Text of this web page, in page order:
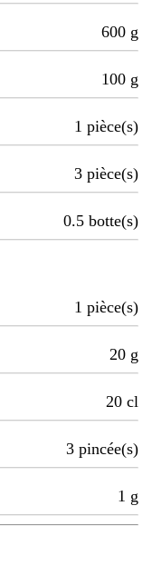
600 g
100 g
1 pièce(s)
3 pièce(s)
0.5 botte(s)
1 pièce(s)
20 g
20 cl
3 pincée(s)
1 g